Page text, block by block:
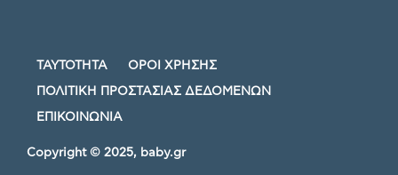
ΤΑΥΤΟΤΗΤΑ ΟΡΟΙ ΧΡΗΣΗΣ
ΠΟΛΙΤΙΚΗ ΠΡΟΣΤΑΣΙΑΣ ΔΕΔΟΜΕΝΩΝ
ΕΠΙΚΟΙΝΩΝΙΑ
Copyright © 2025, baby.gr